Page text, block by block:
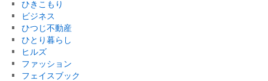
ひきこもり
ビジネス
ひつじ不動産
ひとり暮らし
ヒルズ
ファッション
フェイスブック